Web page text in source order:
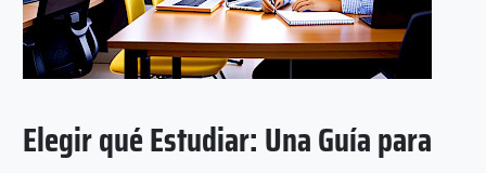
Elegir qué Estudiar: Una Guía para